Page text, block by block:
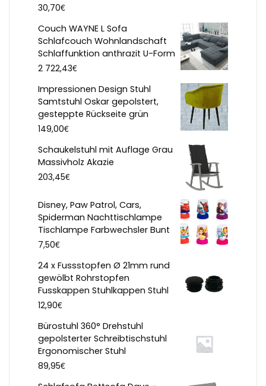
30,70€
Couch WAYNE L Sofa
Schlafcouch Wohnlandschaft
Schlaffunktion anthrazit U-Form
2 722,43€
Impressionen Design Stuhl
Samtstuhl Oskar gepolstert,
gesteppte Rückseite grün
149,00€
Schaukelstuhl mit Auflage Grau
Massivholz Akazie
203,45€
Disney, Paw Patrol, Cars,
Spiderman Nachttischlampe
Tischlampe Farbwechsler Bunt
7,50€
24 x Fussstopfen Ø 21mm rund
gewölbt Rohrstopfen
Fusskappen Stuhlkappen Stuhl
12,90€
Bürostuhl 360° Drehstuhl
gepolsterter Schreibtischstuhl
Ergonomischer Stuhl
89,95€